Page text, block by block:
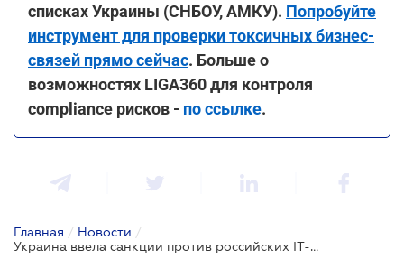
списках Украины (СНБОУ, АМКУ). Попробуйте
инструмент для проверки токсичных бизнес-
связей прямо сейчас. Больше о
возможностях LIGA360 для контроля
compliance рисков - по ссылке.
Главная / Новости /
Украина ввела санкции против российских IT-компаний